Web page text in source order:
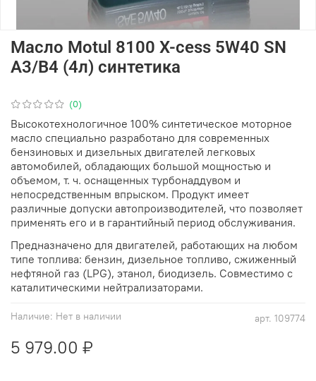
(0)
арт. 109774
Наличие: Нет в наличии
Масло Motul 8100 X-cess 5W40 SN
A3/B4 (4л) синтетика
5 979.00 ₽
Высокотехнологичное 100% синтетическое моторное
масло специально разработано для современных
бензиновых и дизельных двигателей легковых
автомобилей, обладающих большой мощностью и
объемом, т. ч. оснащенных турбонаддувом и
непосредственным впрыском. Продукт имеет
различные допуски автопроизводителей, что позволяет
применять его и в гарантийный период обслуживания.
Предназначено для двигателей, работающих на любом
типе топлива: бензин, дизельное топливо, сжиженный
нефтяной газ (LPG), этанол, биодизель. Совместимо с
каталитическими нейтрализаторами.